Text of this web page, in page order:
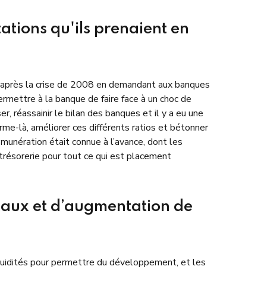
qu'ils prenaient en
la crise de 2008 en demandant aux banques
à la banque de faire face à un choc de
réassainir le bilan des banques et il y a eu une
là, améliorer ces différents ratios et bétonner
était connue à l’avance, dont les
pour tout ce qui est placement
et d’augmentation de
pour permettre du développement, et les